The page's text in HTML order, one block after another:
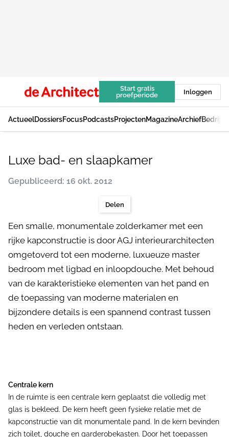
Start gratis
proefperiode
Inloggen
ActueelDossiersFocusPodcastsProjectenMagazineArchief
Luxe bad- en slaapkamer
Gepubliceerd: 16 okt. 2012
Delen
Een smalle, monumentale zolderkamer met een
rijke kapconstructie is door AGJ interieurarchitecten
omgetoverd tot een moderne, luxueuze master
bedroom met ligbad en inloopdouche. Met behoud
van de karakteristieke elementen van het pand en
de toepassing van moderne materialen en
bijzondere details is een spannend contrast tussen
heden en verleden ontstaan.
Centrale kern
In de ruimte is een centrale kern geplaatst die volledig met
glas is bekleed. De kern heeft geen fysieke relatie met de
kapconstructie van dit monumentale pand. In de kern bevinden
zich toilet, douche en garderobekasten. Door het toepassen